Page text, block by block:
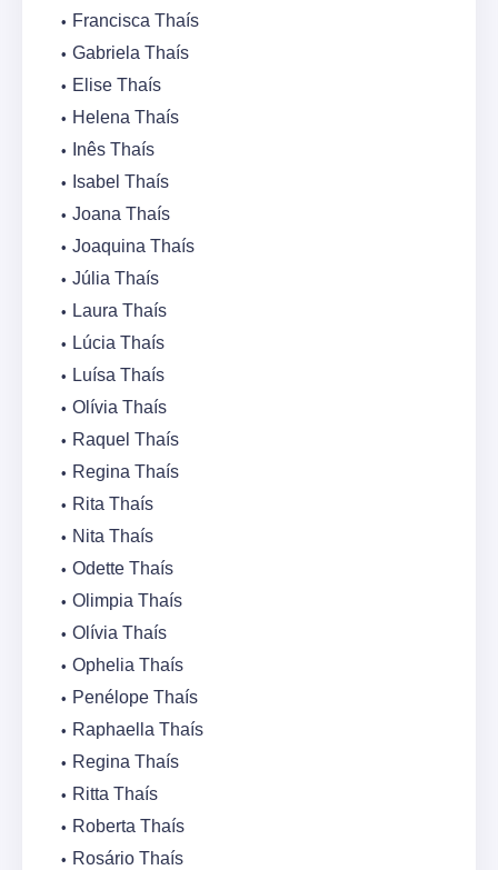
Francisca Thaís
Gabriela Thaís
Elise Thaís
Helena Thaís
Inês Thaís
Isabel Thaís
Joana Thaís
Joaquina Thaís
Júlia Thaís
Laura Thaís
Lúcia Thaís
Luísa Thaís
Olívia Thaís
Raquel Thaís
Regina Thaís
Rita Thaís
Nita Thaís
Odette Thaís
Olimpia Thaís
Olívia Thaís
Ophelia Thaís
Penélope Thaís
Raphaella Thaís
Regina Thaís
Ritta Thaís
Roberta Thaís
Rosário Thaís